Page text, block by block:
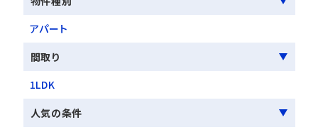
アパート
間取り
1LDK
人気の条件